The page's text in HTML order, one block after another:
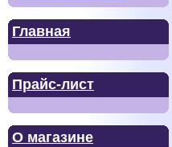
Главная
Прайс-лист
О магазине